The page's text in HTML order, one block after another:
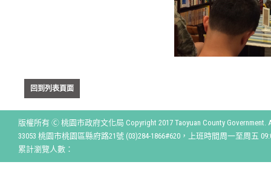
回到列表頁面
版權所有 Ⓒ 桃園市政府文化局 Copyright 2017 Taoyuan County Government.
33053 桃園市桃園區縣府路21號 (03)284-1866#620，上班時間周一至周五
累計瀏覽人數：